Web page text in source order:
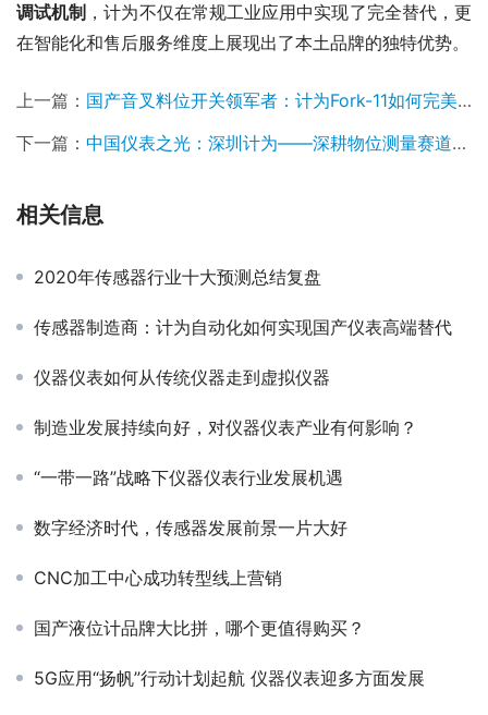
调试机制 ，计为不仅在常规工业应用中实现了完全替代，更
在智能化和售后服务维度上展现出了本土品牌的独特优势。
上一篇： 国产音叉料位开关领军者：计为Fork-11如何完美替代VEGA
下一篇： 中国仪表之光：深圳计为——深耕物位测量赛道的真正“硬核玩家”
相关信息
2020年传感器行业十大预测总结复盘
传感器制造商：计为自动化如何实现国产仪表高端替代
仪器仪表如何从传统仪器走到虚拟仪器
制造业发展持续向好，对仪器仪表产业有何影响？
“一带一路”战略下仪器仪表行业发展机遇
数字经济时代，传感器发展前景一片大好
CNC加工中心成功转型线上营销
国产液位计品牌大比拼，哪个更值得购买？
5G应用“扬帆”行动计划起航 仪器仪表迎多方面发展